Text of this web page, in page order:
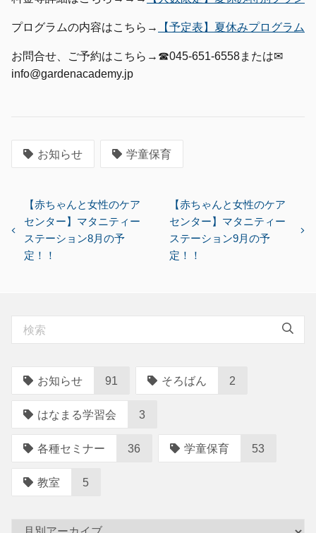
プログラムの内容はこちら→ 【予定表】夏休みプログラム
お問合せ、ご予約はこちら→☎045-651-6558または✉
info@gardenacademy.jp
お知らせ 学童保育
稿
ナ
ー
シ
ン
【赤ちゃんと女性のケア
センター】マタニティー
ステーション8月の予
定！！
【赤ちゃんと女性のケア
センター】マタニティー
ステーション9月の予
定！！
お知らせ 91 そろばん 2
はなまる学習会 3
各種セミナー 36 学童保育 53
教室 5